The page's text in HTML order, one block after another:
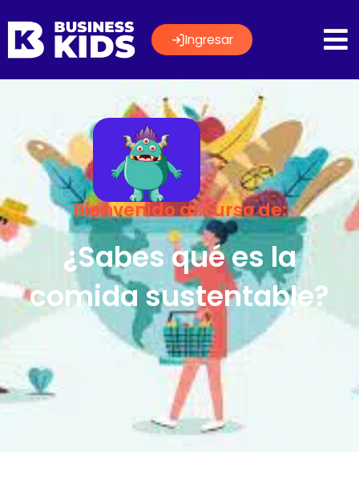
Ingresar
Bienvenido al curso de:
¿Sabes qué es la
comida sustentable?